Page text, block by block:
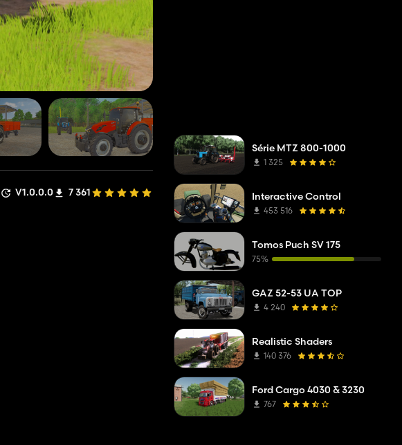
V1.0.0.0 7 361
Série MTZ 800-1000
1 325
Interactive Control
453 516
Tomos Puch SV 175
75%
GAZ 52-53 UA TOP
4 240
Realistic Shaders
140 376
Ford Cargo 4030 & 3230
767